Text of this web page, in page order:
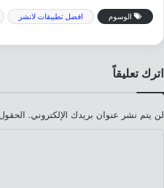
الوسوم افضل تطبيقات لانشر
اترك تعليقاً
لن يتم نشر عنوان بريدك الإلكتروني.